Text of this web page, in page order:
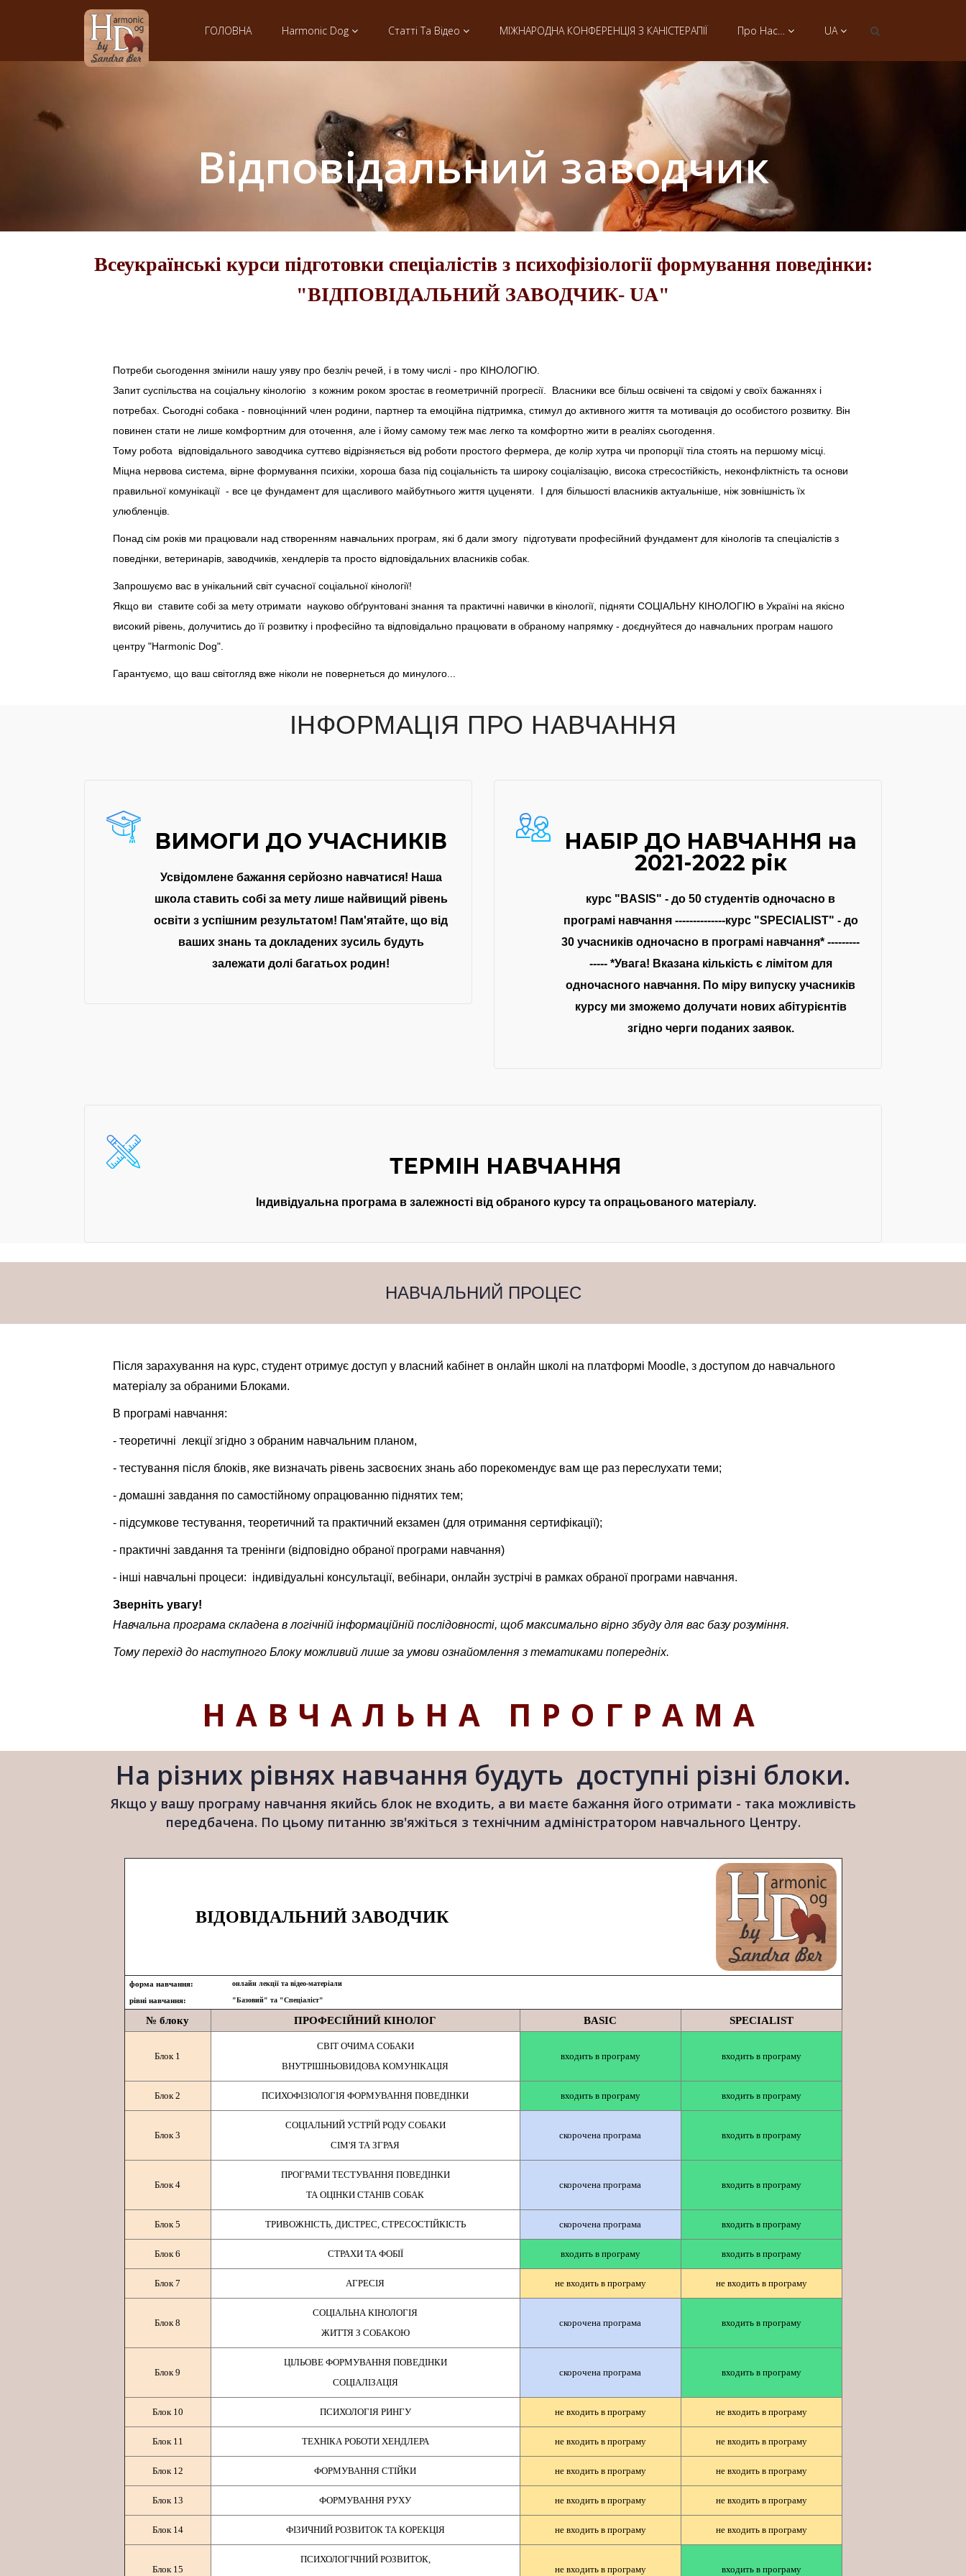
ГОЛОВНА Harmonic Dog Статті Та Відео МІЖНАРОДНА КОНФЕРЕНЦІЯ З КАНІСТЕРАПІЇ Про Нас… UA
Відповідальний заводчик
Всеукраїнські курси підготовки спеціалістів з психофізіології формування поведінки:
"ВІДПОВІДАЛЬНИЙ ЗАВОДЧИК- UA"
Потреби сьогодення змінили нашу уяву про безліч речей, і в тому числі - про КІНОЛОГІЮ.
Запит суспільства на соціальну кінологію з кожним роком зростає в геометричній прогресії. Власники все більш освічені та свідомі у своїх бажаннях і
потребах. Сьогодні собака - повноцінний член родини, партнер та емоційна підтримка, стимул до активного життя та мотивація до особистого розвитку. Він
повинен стати не лише комфортним для оточення, але і йому самому теж має легко та комфортно жити в реаліях сьогодення.
Тому робота відповідального заводчика суттєво відрізняється від роботи простого фермера, де колір хутра чи пропорції тіла стоять на першому місці.
Міцна нервова система, вірне формування психіки, хороша база під соціальність та широку соціалізацію, висока стресостійкість, неконфліктність та основи
правильної комунікації - все це фундамент для щасливого майбутнього життя цуценяти. І для більшості власників актуальніше, ніж зовнішність їх
улюбленців.
Понад сім років ми працювали над створенням навчальних програм, які б дали змогу підготувати професійний фундамент для кінологів та спеціалістів з
поведінки, ветеринарів, заводчиків, хендлерів та просто відповідальних власників собак.
Запрошуємо вас в унікальний світ сучасної соціальної кінології!
Якщо ви ставите собі за мету отримати науково обґрунтовані знання та практичні навички в кінології, підняти СОЦІАЛЬНУ КІНОЛОГІЮ в Україні на якісно
високий рівень, долучитись до її розвитку і професійно та відповідально працювати в обраному напрямку - доєднуйтеся до навчальних програм нашого
центру "Harmonic Dog".
Гарантуємо, що ваш світогляд вже ніколи не повернеться до минулого...
ІНФОРМАЦІЯ ПРО НАВЧАННЯ
ВИМОГИ ДО УЧАСНИКІВ
Усвідомлене бажання серйозно навчатися! Наша
школа ставить собі за мету лише найвищий рівень
освіти з успішним результатом! Пам'ятайте, що від
ваших знань та докладених зусиль будуть
залежати долі багатьох родин!
НАБІР ДО НАВЧАННЯ на
2021-2022 рік
курс "BASIS" - до 50 студентів одночасно в
програмі навчання --------------курс "SPECIALIST" - до
30 учасників одночасно в програмі навчання* ---------
----- *Увага! Вказана кількість є лімітом для
одночасного навчання. По міру випуску учасників
курсу ми зможемо долучати нових абітурієнтів
згідно черги поданих заявок.
ТЕРМІН НАВЧАННЯ
Індивідуальна програма в залежності від обраного курсу та опрацьованого матеріалу.
НАВЧАЛЬНИЙ ПРОЦЕС
Після зарахування на курс, студент отримує доступ у власний кабінет в онлайн школі на платформі Moodle, з доступом до навчального
матеріалу за обраними Блоками.
В програмі навчання:
- теоретичні лекції згідно з обраним навчальним планом,
- тестування після блоків, яке визначать рівень засвоєних знань або порекомендує вам ще раз переслухати теми;
- домашні завдання по самостійному опрацюванню піднятих тем;
- підсумкове тестування, теоретичний та практичний екзамен (для отримання сертифікації);
- практичні завдання та тренінги (відповідно обраної програми навчання)
- інші навчальні процеси: індивідуальні консультації, вебінари, онлайн зустрічі в рамках обраної програми навчання.
Зверніть увагу!
Навчальна програма складена в логічній інформаційній послідовності, щоб максимально вірно збуду для вас базу розуміння.
Тому перехід до наступного Блоку можливий лише за умови ознайомлення з тематиками попередніх.
НАВЧАЛЬНА ПРОГРАМА
На різних рівнях навчання будуть доступні різні блоки.
Якщо у вашу програму навчання якийсь блок не входить, а ви маєте бажання його отримати - така можливість
передбачена. По цьому питанню зв'яжіться з технічним адміністратором навчального Центру.
ВІДОВІДАЛЬНИЙ ЗАВОДЧИК
форма навчання: онлайн лекції та відео-матеріали
рівні навчання: "Базовий" та "Спеціаліст"
№ блоку ПРОФЕСІЙНИЙ КІНОЛОГ BASIС SPECIALIST
Блок 1
СВІТ ОЧИМА СОБАКИ
ВНУТРІШНЬОВИДОВА КОМУНІКАЦІЯ
входить в програму входить в програму
Блок 2 ПСИХОФІЗІОЛОГІЯ ФОРМУВАННЯ ПОВЕДІНКИ входить в програму входить в програму
Блок 3
СОЦІАЛЬНИЙ УСТРІЙ РОДУ СОБАКИ
СІМ'Я ТА ЗГРАЯ
скорочена програма входить в програму
Блок 4
ПРОГРАМИ ТЕСТУВАННЯ ПОВЕДІНКИ
ТА ОЦІНКИ СТАНІВ СОБАК
скорочена програма входить в програму
Блок 5 ТРИВОЖНІСТЬ, ДИСТРЕС, СТРЕСОСТІЙКІСТЬ скорочена програма входить в програму
Блок 6 СТРАХИ ТА ФОБІЇ входить в програму входить в програму
Блок 7 АГРЕСІЯ не входить в програму не входить в програму
Блок 8
СОЦІАЛЬНА КІНОЛОГІЯ
ЖИТТЯ З СОБАКОЮ
скорочена програма входить в програму
Блок 9
ЦІЛЬОВЕ ФОРМУВАННЯ ПОВЕДІНКИ
СОЦІАЛІЗАЦІЯ
скорочена програма входить в програму
Блок 10 ПСИХОЛОГІЯ РИНГУ не входить в програму не входить в програму
Блок 11 ТЕХНІКА РОБОТИ ХЕНДЛЕРА не входить в програму не входить в програму
Блок 12 ФОРМУВАННЯ СТІЙКИ не входить в програму не входить в програму
Блок 13 ФОРМУВАННЯ РУХУ не входить в програму не входить в програму
Блок 14 ФІЗИЧНИЙ РОЗВИТОК ТА КОРЕКЦІЯ не входить в програму не входить в програму
Блок 15
ПСИХОЛОГІЧНИЙ РОЗВИТОК,
не входить в програму входить в програму